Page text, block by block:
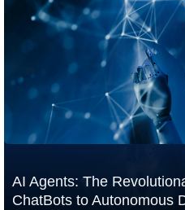
AI Agents: The
ChatBots to Autonomous